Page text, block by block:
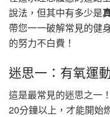
說法，但其中有多少是
帶您一一破解常見的健
的努力不白費！
迷思一：有氧運
這是最常見的迷思之一
20分鐘以上，才能開始